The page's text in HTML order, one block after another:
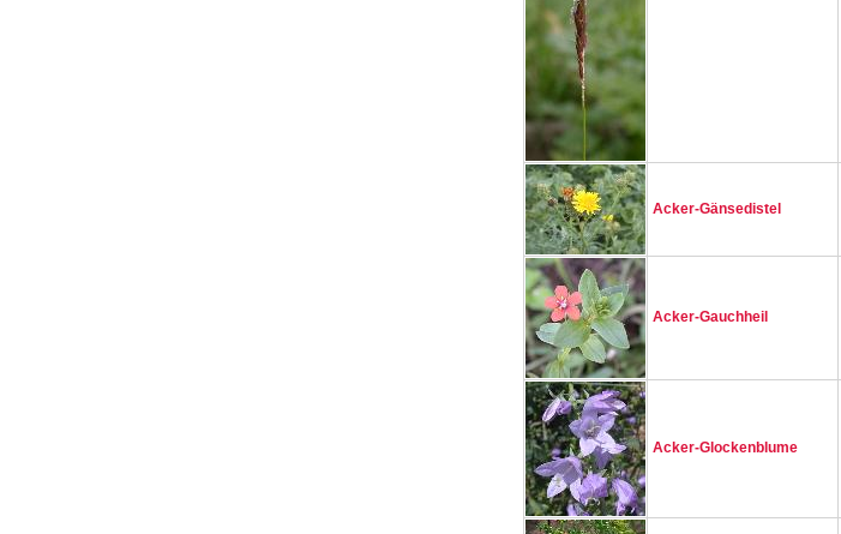
Acker-Gänsedistel
Acker-Gauchheil
Acker-Glockenblume